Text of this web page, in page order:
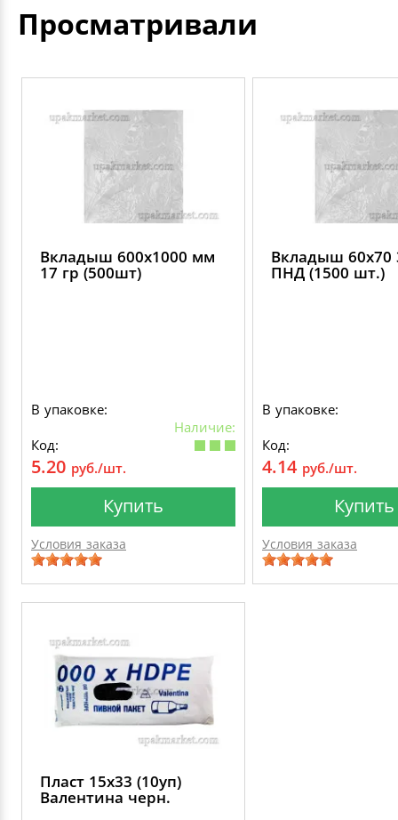
Просматривали
Вкладыш 600х1000 мм
17 гр (500шт)
В упаковке:
Наличие:
Код:
5.20 руб./шт.
Купить
Условия заказа
Вкладыш 60х70
ПНД (1500 шт.)
В упаковке:
Код:
4.14 руб./шт.
Купить
Условия заказа
Пласт 15х33 (10уп)
Валентина черн.